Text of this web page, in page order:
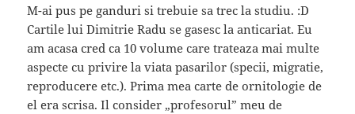
M-ai pus pe ganduri si trebuie sa trec la studiu. :D
Cartile lui Dimitrie Radu se gasesc la anticariat. Eu
am acasa cred ca 10 volume care trateaza mai multe
aspecte cu privire la viata pasarilor (specii, migratie,
reproducere etc.). Prima mea carte de ornitologie de
el era scrisa. Il consider „profesorul” meu de